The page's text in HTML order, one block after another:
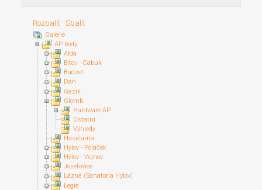
Rozbalit Sbalit
Galerie
AP body
Alda
Bítov - Cabúk
Budzel
Dan
Gazik
Glomb
Hardware AP
Ostatní
Výhledy
Hasičárna
Hýlov - Poláček
Hýlov - Vojnov
Josefovice
Lázně (Sanatoria Hýlov)
Legie